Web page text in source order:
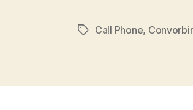
TagsCall Phone,